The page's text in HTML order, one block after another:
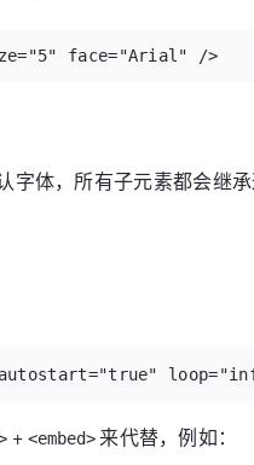
face="Arial" />
字体，所有子元素都会继
autostart="true"
+ <embed> 来代替，例如：